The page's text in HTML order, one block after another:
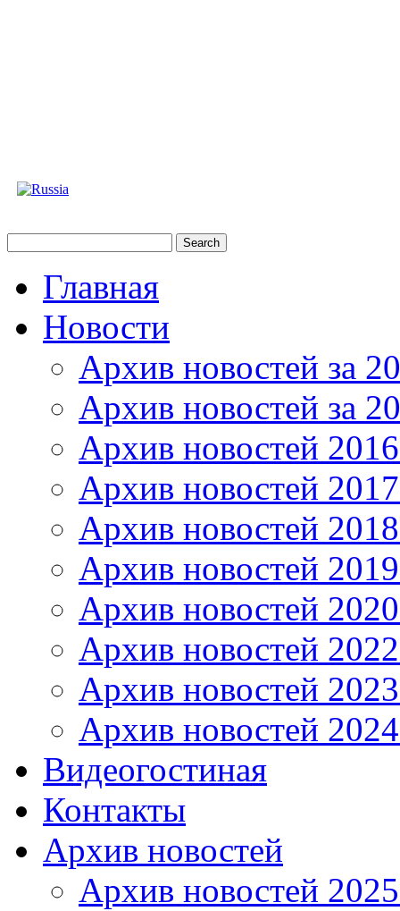
Главная
Новости
Архив новостей за
Архив новостей за
Архив новостей
Архив новостей
Архив новостей
Архив новостей
Архив новостей
Архив новостей
Архив новостей
Архив новостей
Видеогостиная
Контакты
Архив новостей
Архив новостей